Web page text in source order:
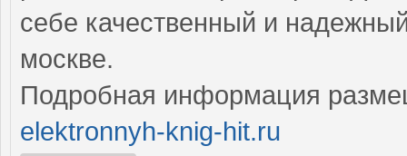
себе качественный и
москве.
Подробная информация
elektronnyh-knig-hit.ru